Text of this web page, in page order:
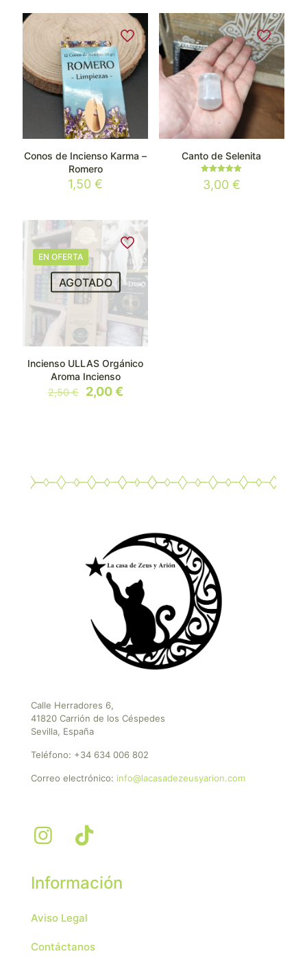
Conos de Incienso Karma –
Romero
1,50€
Canto de Selenita
Valorado
con
3,00 €
EN OFERTA
AGOTADO
Incienso ULLAS Orgánico
Aroma Incienso
2,50€
El
precio
2,00€El
Calle Herradores 6,
41820 Carrión de los Céspedes
Sevilla, España
Teléfono: +34 634 006 802
Correo electrónico: info@lacasadezeusyarion.com
Información
Aviso Legal
Contáctanos